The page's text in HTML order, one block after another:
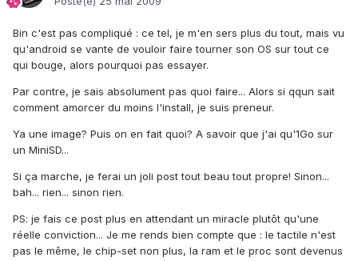
Bin c'est pas compliqué : ce tel, je m'en sers plus du tout, mais vu
qu'android se vante de vouloir faire tourner son OS sur tout ce
qui bouge, alors pourquoi pas essayer.
Par contre, je sais absolument pas quoi faire... Alors si qqun sait
comment amorcer du moins l'install, je suis preneur.
Ya une image? Puis on en fait quoi? A savoir que j'ai qu'1Go sur
un MiniSD...
Si ça marche, je ferai un joli post tout beau tout propre! Sinon...
bah... rien... sinon rien.
PS: je fais ce post plus en attendant un miracle plutôt qu'une
réelle conviction... Je me rends bien compte que : le tactile n'est
pas le même, le chip-set non plus, la ram et le proc sont devenus